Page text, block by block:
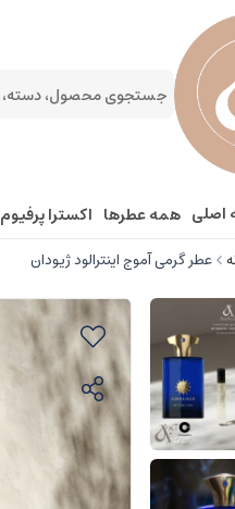
اصلی همه عطرها اکسترا پرفیوم
عطر گرمی آموج اینترالود ژیودان